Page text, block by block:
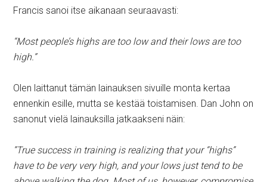
Francis sanoi itse aikanaan seuraavasti:
“Most people’s highs are too low and their lows are too
high.”
Olen laittanut tämän lainauksen sivuille monta kertaa
ennenkin esille, mutta se kestää toistamisen. Dan John on
sanonut vielä lainauksilla jatkaakseni näin:
”True success in training is realizing that your “highs”
have to be very very high, and your lows just tend to be